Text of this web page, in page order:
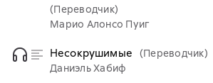
(Переводчик)
Марио Алонсо Пуиг
Несокрушимые
(Переводчик)
Даниэль Хабиф